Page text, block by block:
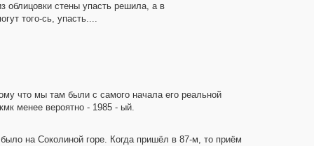
облицовки стены упасть решила, а в
того-сь, упасть....
что мы там были с самого начала его реальной
менее вероятно - 1985 - ый.
на Соколиной горе. Когда пришёл в 87-м, то приём